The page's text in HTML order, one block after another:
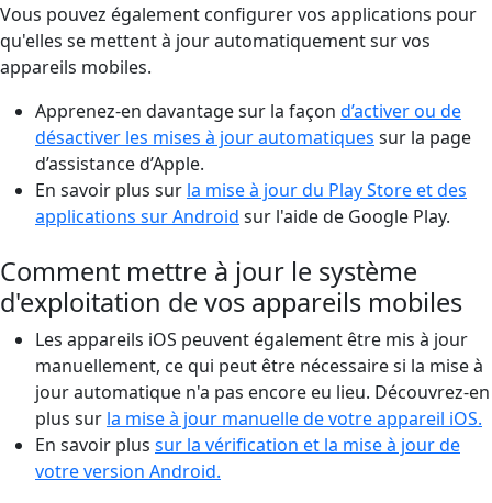
Vous pouvez également configurer vos applications pour
qu'elles se mettent à jour automatiquement sur vos
appareils mobiles.
Apprenez-en davantage sur la façon d’activer ou de
désactiver les mises à jour automatiques sur la page
d’assistance d’Apple.
En savoir plus sur la mise à jour du Play Store et des
applications sur Android sur l'aide de Google Play.
Comment mettre à jour le système
d'exploitation de vos appareils mobiles
Les appareils iOS peuvent également être mis à jour
manuellement, ce qui peut être nécessaire si la mise à
jour automatique n'a pas encore eu lieu. Découvrez-en
plus sur la mise à jour manuelle de votre appareil iOS.
En savoir plus sur la vérification et la mise à jour de
votre version Android.